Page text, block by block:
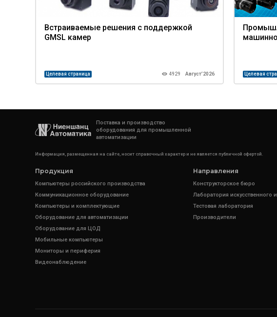
Встраиваемые решения с поддержкой
GMSL камер
Целевая страница 4929 Август’2026 Целевая
Поставка и производство
оборудования для промышленной
автоматизации
Информация, размещенная на сайте, носит справочный характер и не является публичной офертой.
Продукция
Компьютеры российского производства
Коммуникационное оборудование
Компьютеры и комплектующие
Оборудование для автоматизации
Оборудование для ЦОД
Мобильные компьютеры
Мониторы и периферия
Видеонаблюдение
Направления
Конструкторское бюро
Лаборатория искусственного
Тестовая лаборатория
Производители